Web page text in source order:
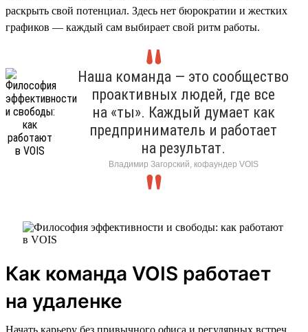
раскрыть свой потенциал. Здесь нет бюрократии и жестких
графиков — каждый сам выбирает свой ритм работы.
Наша команда — это сообщество
проактивных людей, где все
на «ты». Каждый думает как
предприниматель и работает
на результат.
Владимир Загорский, кофаундер VOIS
Как команда VOIS работает
на удаленке
Начать карьеру без привычного офиса и регулярных встреч